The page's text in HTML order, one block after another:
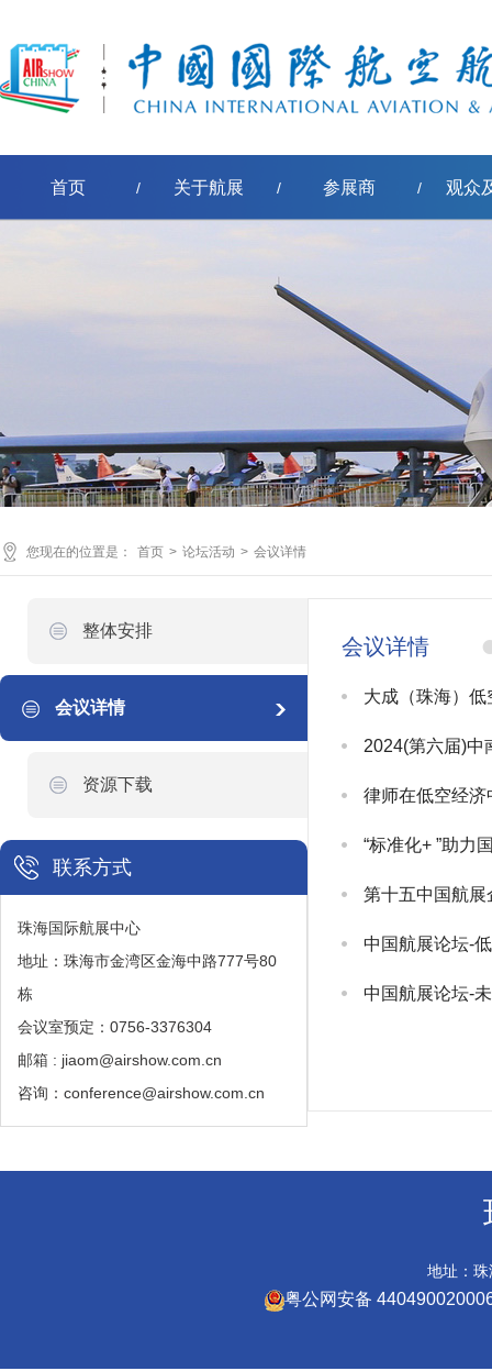
首页 / 关于航展 / 参展商 / 观众
您现在的位置是： 首页 > 论坛活动 > 会议详情
整体安排
会议详情
资源下载
联系方式
珠海国际航展中心
地址：珠海市金湾区金海中路777号80
栋
会议室预定：0756-3376304
邮箱 : jiaom@airshow.com.cn
咨询：conference@airshow.com.cn
会议详情
大成（珠海）
2024(第六届)中
律师在低空经
“标准化+ ”助力
第十五中国航展
中国航展论坛-
中国航展论坛-
地址：
粤公网安备